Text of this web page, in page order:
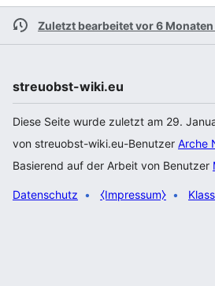
Zuletzt bearbeitet vor 6 Monaten
streuobst-wiki.eu
Diese Seite wurde zuletzt am 29.
von streuobst-wiki.eu-Benutzer Arche
Basierend auf der Arbeit von Benutzer
Datenschutz ⧼Impressum⧽